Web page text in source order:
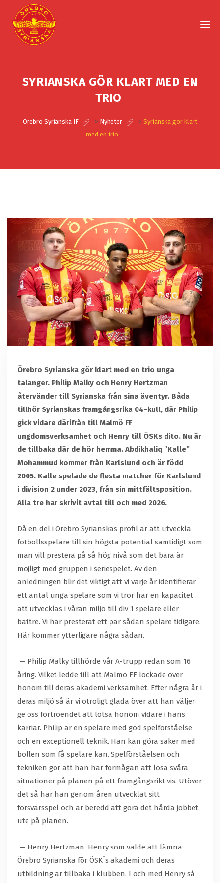
SYRIANSKA GÖR KLART MED EN
TRIO
Örebro Syrianska IF > Nyheter > Syrianska gör klart
med en trio
Örebro Syrianska gör klart med en trio unga
talanger. Philip Malky och Henry Hertzman
återvänder till Syrianska från sina äventyr. Båda
tillhör Syrianskas framgångsrika 04-kull, där Philip
gick vidare därifrån till Malmö FF
ungdomsverksamhet och Henry till ÖSKs dito. Nu är
de tillbaka där de hör hemma. Abdikhaliq ”Kalle”
Mohammud kommer från Karlslund och är född
2005. Kalle spelade de flesta matcher för Karlslund
i division 2 under 2023, från sin mittfältsposition.
Alla tre har skrivit avtal till och med 2026.
Då en del i Örebro Syrianskas profil är att utveckla
fotbollsspelare till sin högsta potential samtidigt som
man vill prestera på så hög nivå som det bara är
möjligt med gruppen i seriespelet. Av den
anledningen blir det viktigt att vi varje år identifierar
ett antal unga spelare som vi tror har en kapacitet
att utvecklas i våran miljö till div 1 spelare eller
bättre. Vi har presterat ett par sådan spelare tidigare.
Här kommer ytterligare några sådan.
— Philip Malky tillhörde vår A-trupp redan som 16
åring. Vilket ledde till att Malmö FF lockade över
honom till deras akademi verksamhet. Efter några år i
deras miljö så är vi otroligt glada över att han väljer
ge oss förtroendet att lotsa honom vidare i hans
karriär. Philip är en spelare med god spelförståelse
och en exceptionell teknik. Han kan göra saker med
bollen som få spelare kan. Spelförståelsen och
tekniken gör att han har förmågan att lösa svåra
situationer på planen på ett framgångsrikt vis. Utöver
det så har han genom åren utvecklat sitt
försvarsspel och är beredd att göra det hårda jobbet
ute på planen.
— Henry Hertzman. Henry som valde att lämna
Örebro Syrianska för ÖSK´s akademi och deras
utbildning är tillbaka i klubben. I och med Henry så